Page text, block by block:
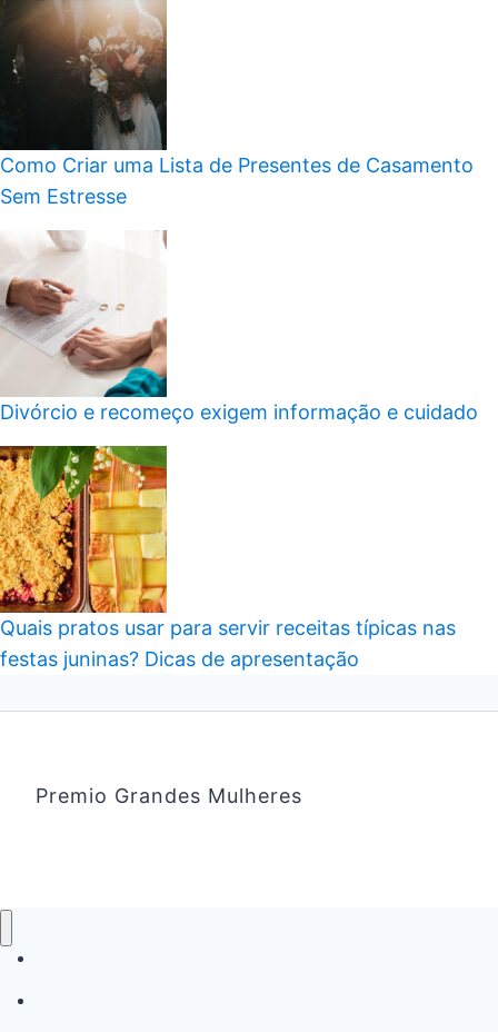
Como Criar uma Lista de Presentes de Casamento
Sem Estresse
Divórcio e recomeço exigem informação e cuidado
Quais pratos usar para servir receitas típicas nas
festas juninas? Dicas de apresentação
Premio Grandes Mulheres